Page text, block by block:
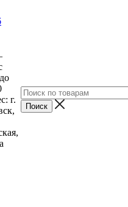
г.